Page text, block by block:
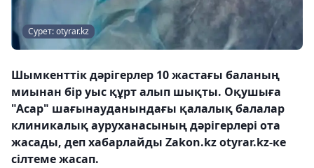
Сурет: otyrar.kz
Шымкенттік дәрігерлер 10 жастағы баланың
миынан бір уыс құрт алып шықты. Оқушыға
"Асар" шағынауданындағы қалалық балалар
клиникалық ауруханасының дәрігерлері ота
жасады, деп хабарлайды Zakon.kz otyrar.kz-ке
сілтеме жасап.